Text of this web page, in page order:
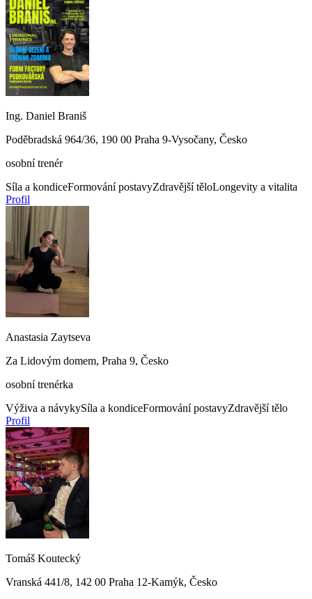
Ing. Daniel Braniš
Poděbradská 964/36, 190 00 Praha 9-Vysočany, Česko
osobní trenér
Síla a kondiceFormování postavyZdravější těloLongevity a vitalita
Profil
Anastasia Zaytseva
Za Lidovým domem, Praha 9, Česko
osobní trenérka
Výživa a návykySíla a kondiceFormování postavyZdravější tělo
Profil
Tomáš Koutecký
Vranská 441/8, 142 00 Praha 12-Kamýk, Česko